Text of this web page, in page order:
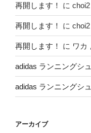
再開します！ に choi2
再開します！ に choi2
再開します！ に ワカ
adidas ランニングシ
adidas ランニングシ
アーカイブ